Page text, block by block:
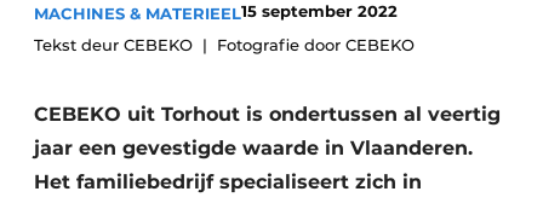
MACHINES & MATERIEEL15 september 2022
Tekst deur CEBEKO
Fotografie door CEBEKO
CEBEKO uit Torhout is ondertussen al veertig
jaar een gevestigde waarde in Vlaanderen.
Het familiebedrijf specialiseert zich in